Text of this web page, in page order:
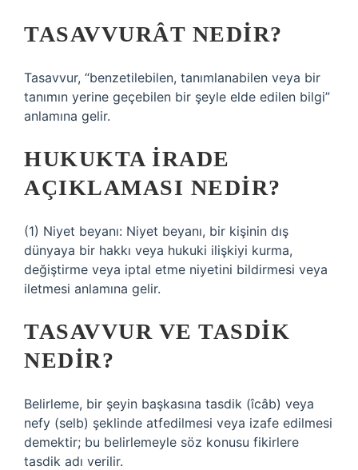
TASAVVURÂT NEDIR?
Tasavvur, “benzetilebilen, tanımlanabilen veya bir
tanımın yerine geçebilen bir şeyle elde edilen bilgi”
anlamına gelir.
HUKUKTA IRADE
AÇIKLAMASI NEDIR?
(1) Niyet beyanı: Niyet beyanı, bir kişinin dış
dünyaya bir hakkı veya hukuki ilişkiyi kurma,
değiştirme veya iptal etme niyetini bildirmesi veya
iletmesi anlamına gelir.
TASAVVUR VE TASDIK
NEDIR?
Belirleme, bir şeyin başkasına tasdik (îcâb) veya
nefy (selb) şeklinde atfedilmesi veya izafe edilmesi
demektir; bu belirlemeyle söz konusu fikirlere
tasdik adı verilir.